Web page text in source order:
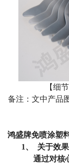
【细
备注：文中产品
鸿盛牌免喷涂塑
1、 关于效果
通过对核